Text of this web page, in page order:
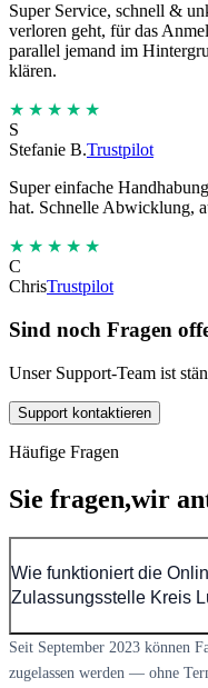
Super Service, schnell &
verloren geht, für das
parallel jemand im
klären.
★★★★★
S
Stefanie B.Trustpilot
Super einfache
hat. Schnelle Abwicklung,
★★★★★
C
ChrisTrustpilot
Sind noch Fragen
Unser Support-Team ist
Support kontaktieren
Häufige Fragen
Sie fragen,wir
Wie funktioniert die
Zulassungsstelle Kreis
Seit September 2023 können
zugelassen werden — ohne